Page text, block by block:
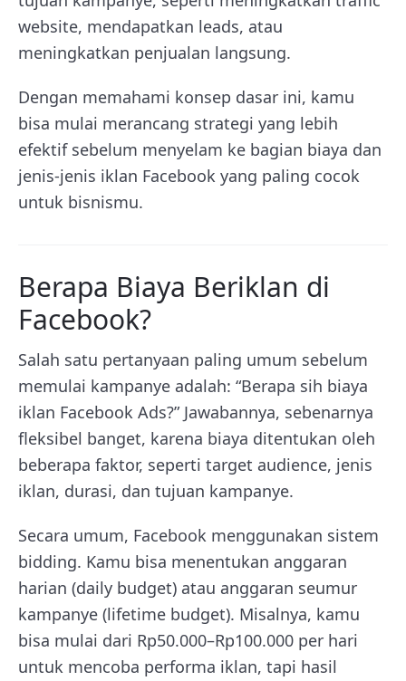
website, mendapatkan leads, atau
meningkatkan penjualan langsung.
Dengan memahami konsep dasar ini, kamu
bisa mulai merancang strategi yang lebih
efektif sebelum menyelam ke bagian biaya dan
jenis-jenis iklan Facebook yang paling cocok
untuk bisnismu.
Berapa Biaya Beriklan di
Facebook?
Salah satu pertanyaan paling umum sebelum
memulai kampanye adalah: “Berapa sih biaya
iklan Facebook Ads?” Jawabannya, sebenarnya
fleksibel banget, karena biaya ditentukan oleh
beberapa faktor, seperti target audience, jenis
iklan, durasi, dan tujuan kampanye.
Secara umum, Facebook menggunakan sistem
bidding. Kamu bisa menentukan anggaran
harian (daily budget) atau anggaran seumur
kampanye (lifetime budget). Misalnya, kamu
bisa mulai dari Rp50.000–Rp100.000 per hari
untuk mencoba performa iklan, tapi hasil